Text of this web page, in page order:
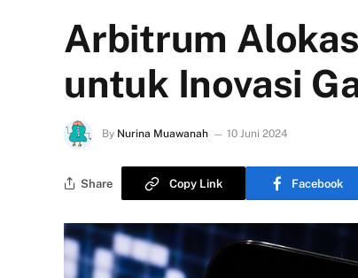
Arbitrum
untuk Inovasi
By Nurina Muawanah 10 Juni 2024
Share Copy Link Facebook